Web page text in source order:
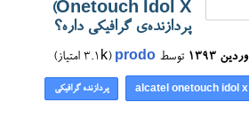
Onetouch Idol X)
پردازنده‌ی گرافیکی داره؟
توسط prodo
(
3.1k امتیاز)
alcatel onetouch idol x پردازنده گرافیکی